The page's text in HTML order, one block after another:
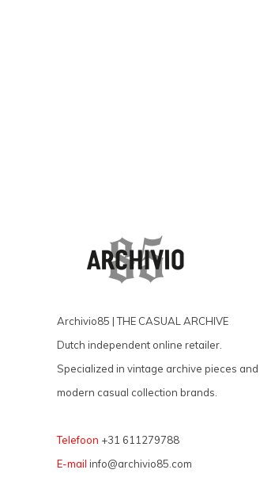
Archivio85 | THE CASUAL ARCHIVE
Dutch independent online retailer.
Specialized in vintage archive pieces and
modern casual collection brands.
Telefoon +31 611279788
E-mail info@archivio85.com